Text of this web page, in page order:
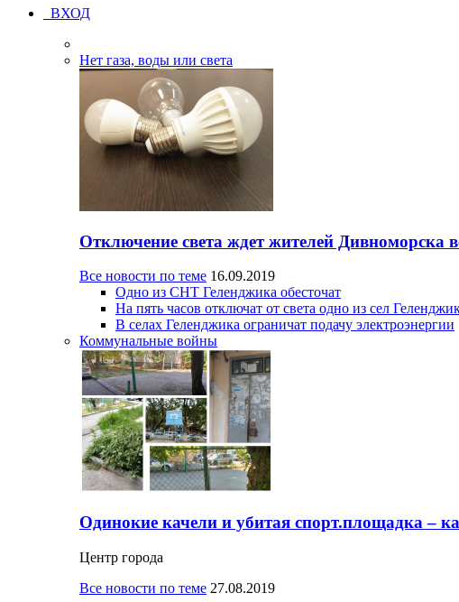
ВХОД
Нет газа, воды или света
Отключение света ждет жителей Дивноморска
Все новости по теме 16.09.2019
Одно из СНТ Геленджика обесточат
На пять часов отключат от света одно из сел
В селах Геленджика ограничат подачу электроэнергии
Коммунальные войны
Одинокие качели и убитая спорт.площадка –
Центр города
Все новости по теме 27.08.2019